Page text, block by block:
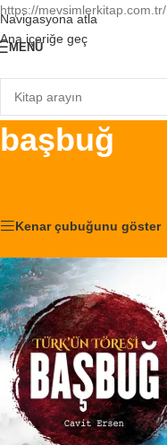
https://mevsimlerkitap.com.tr/
Navigasyona atla
Ana içeriğe geç
MENÜ
başbuğ
Kenar çubuğunu göster